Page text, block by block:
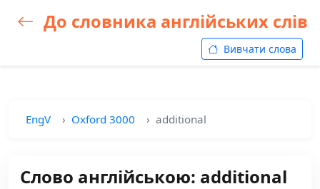
До словника англійських слів
Вивчати слова
EngV Oxford 3000 additional
Слово англійською: additional